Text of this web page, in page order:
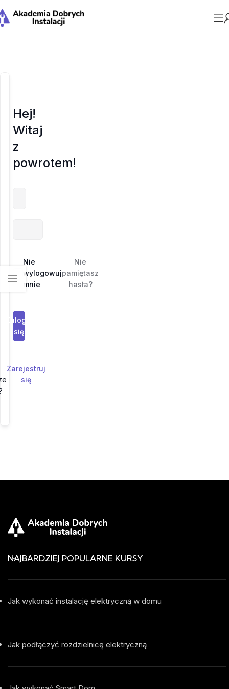
Hej!
Witaj
z
powrotem!
Nie
wylogowuj
mnie
Nie
pamiętasz
hasła?
Zaloguj
się
Zarejestruj
się
NAJBARDZIEJ POPULARNE KURSY
Jak wykonać instalację elektryczną w domu
Jak podłączyć rozdzielnicę elektryczną